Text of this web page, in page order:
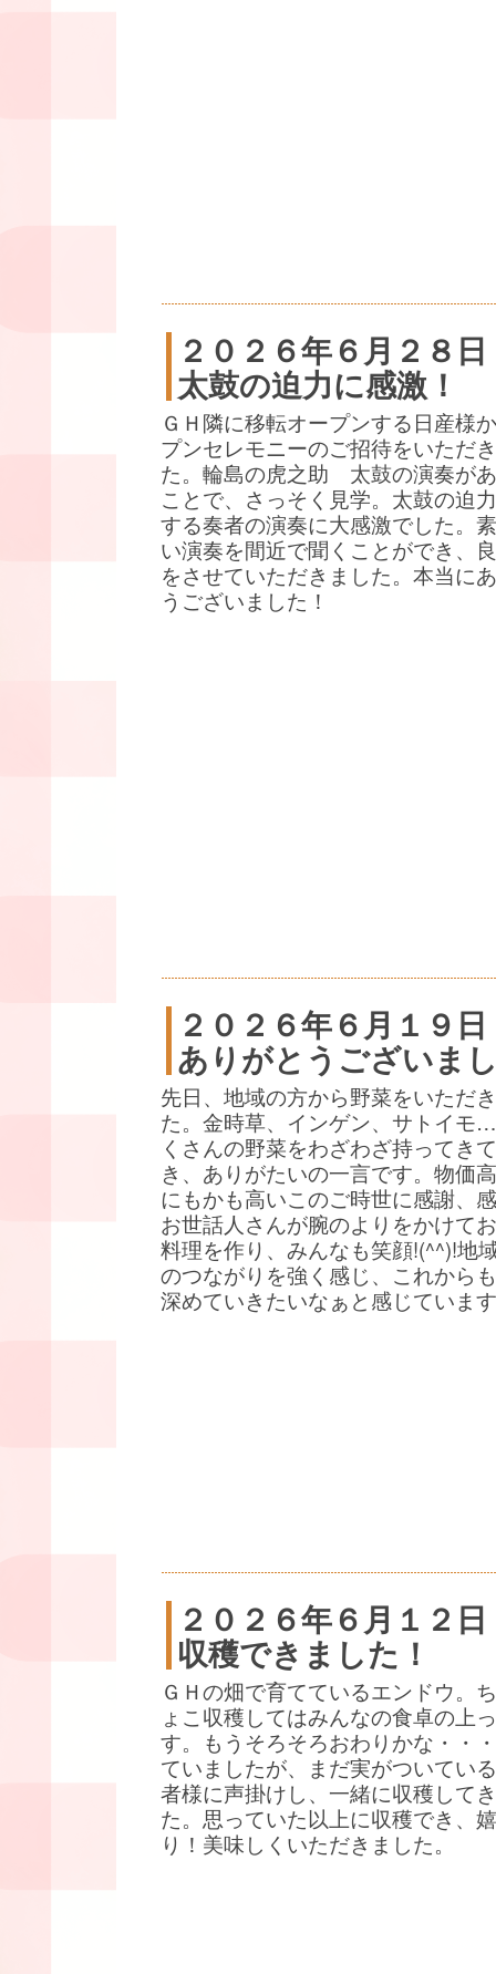
２０２６年６月２８日
太鼓の迫力に感激！
ＧＨ隣に移転オープンする日産様
プンセレモニーのご招待をいただ
た。輪島の虎之助 太鼓の演奏が
ことで、さっそく見学。太鼓の迫
する奏者の演奏に大感激でした。
い演奏を間近で聞くことができ、
をさせていただきました。本当に
うございました！
２０２６年６月１９日
ありがとうございま
先日、地域の方から野菜をいただ
た。金時草、インゲン、サトイモ
くさんの野菜をわざわざ持ってき
き、ありがたいの一言です。物価
にもかも高いこのご時世に感謝、
お世話人さんが腕のよりをかけて
料理を作り、みんなも笑顔!(^^)!地
のつながりを強く感じ、これから
深めていきたいなぁと感じていま
２０２６年６月１２日
収穫できました！
ＧＨの畑で育てているエンドウ。
ょこ収穫してはみんなの食卓の上
す。もうそろそろおわりかな・・
ていましたが、まだ実がついてい
者様に声掛けし、一緒に収穫して
た。思っていた以上に収穫でき、
り！美味しくいただきました。